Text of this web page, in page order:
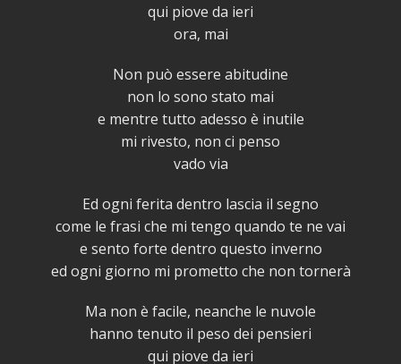
qui piove da ieri
ora, mai
Non può essere abitudine
non lo sono stato mai
e mentre tutto adesso è inutile
mi rivesto, non ci penso
vado via
Ed ogni ferita dentro lascia il segno
come le frasi che mi tengo quando te ne vai
e sento forte dentro questo inverno
ed ogni giorno mi prometto che non tornerà
Ma non è facile, neanche le nuvole
hanno tenuto il peso dei pensieri
qui piove da ieri